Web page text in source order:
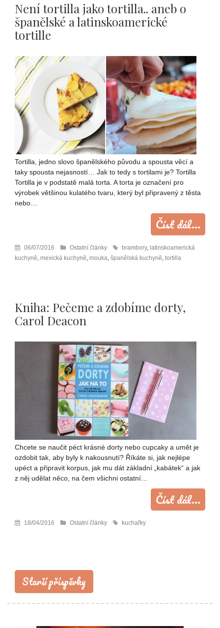
Není tortilla jako tortilla.. aneb o
španělské a latinskoamerické
tortille
Tortilla, jedno slovo španělského původu a spousta věcí a
taky spousta nejasností… Jak to tedy s tortilami je? Tortilla
Tortilla je v podstatě malá torta. A torta je označení pro
výrobek většinou kulatého tvaru, který byl připravený z těsta
nebo…
Číst dál...
06/07/2016 Ostatní články brambory, latinskoamerická
kuchyně, mexická kuchyně, mouka, španělská kuchyně, tortilla
Kniha: Pečeme a zdobíme dorty,
Carol Deacon
Chcete se naučit péct krásné dorty nebo cupcaky a umět je
ozdobit tak, aby byly k nakousnutí? Říkáte si, jak nejlépe
upéct a připravit korpus, jak mu dát základní „kabátek“ a jak
z něj udělat něco, na čem všichni ostatní…
Číst dál...
18/04/2016 Ostatní články kuchařky
pro
příspěvky
Starší příspěvky